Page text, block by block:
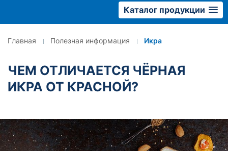
Каталог продукции
Главная Полезная информация Икра
ЧЕМ ОТЛИЧАЕТСЯ ЧЁРНАЯ
ИКРА ОТ КРАСНОЙ?